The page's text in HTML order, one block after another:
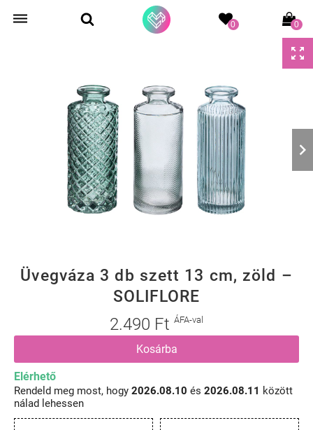
0 0
Üvegváza 3 db szett 13 cm, zöld –
SOLIFLORE
2.490 Ft ÁFA-val
Kosárba
Elérhető
Rendeld meg most, hogy 2026.08.10 és 2026.08.11 között
nálad lehessen